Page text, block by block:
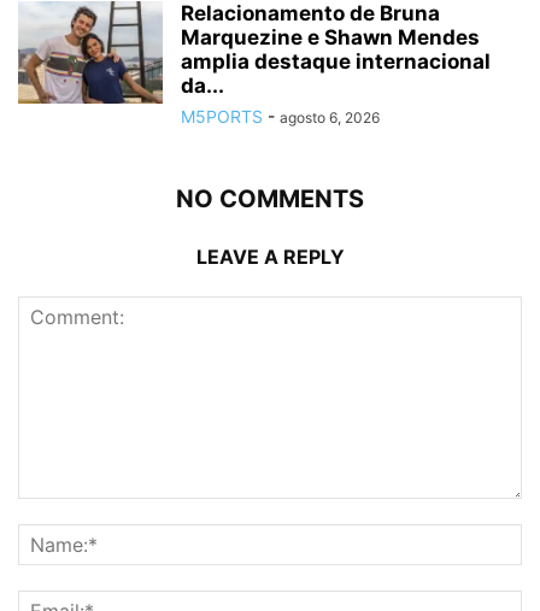
Relacionamento de Bruna
Marquezine e Shawn Mendes
amplia destaque internacional
da...
M5PORTS - agosto 6, 2026
NO COMMENTS
LEAVE A REPLY